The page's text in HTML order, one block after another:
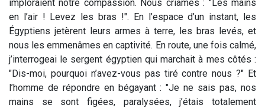
imploraient notre compassion. Nous criâmes : "Les mains
en l’air ! Levez les bras !". En l’espace d’un instant, les
Égyptiens jetèrent leurs armes à terre, les bras levés, et
nous les emmenâmes en captivité. En route, une fois calmé,
j’interrogeai le sergent égyptien qui marchait à mes côtés :
"Dis-moi, pourquoi n’avez-vous pas tiré contre nous ?" Et
l’homme de répondre en bégayant : "Je ne sais pas, nos
mains se sont figées, paralysées, j’étais totalement